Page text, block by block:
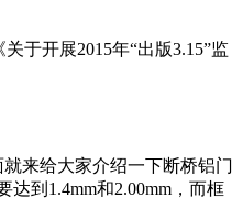
于开展2015年“出版3.15”监
来给大家介绍一下断桥铝门
到1.4mm和2.00mm，而框